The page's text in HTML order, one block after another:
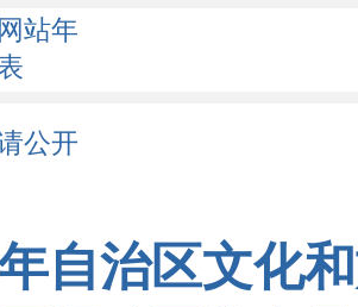
站年
公开
自治区文化